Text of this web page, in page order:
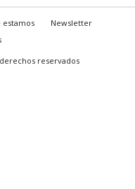
estamos
Newsletter
reservados